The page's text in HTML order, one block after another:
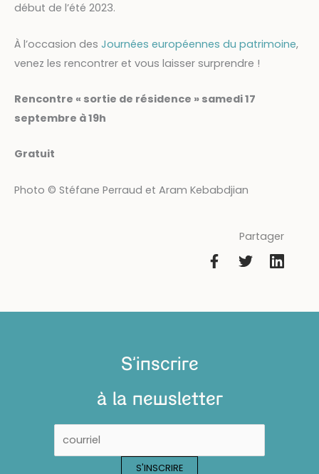
début de l’été 2023.
À l’occasion des Journées européennes du patrimoine,
venez les rencontrer et vous laisser surprendre !
Rencontre « sortie de résidence » samedi 17
septembre à 19h
Gratuit
Photo © Stéfane Perraud et Aram Kebabdjian
Partager
S'inscrire
à la newsletter